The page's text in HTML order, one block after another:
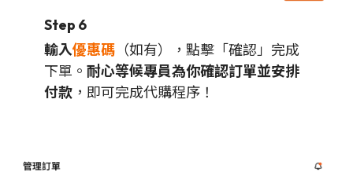
Step 6
輸入優惠碼 （如有），點擊「確認」完成
下單。 耐心等候專員為你確認訂單並安排
付款 ，即可完成代購程序！